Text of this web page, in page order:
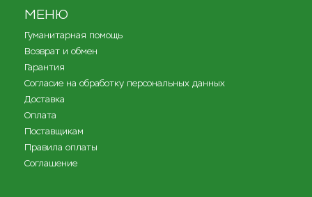
МЕНЮ
Гуманитарная помощь
Возврат и обмен
Гарантия
Согласие на обработку персональных данных
Доставка
Оплата
Поставщикам
Правила оплаты
Соглашение